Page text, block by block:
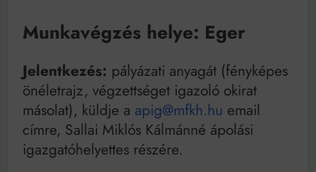
Munkavégzés helye: Eger
Jelentkezés: pályázati anyagát (fényképes
önéletrajz, végzettséget igazoló okirat
másolat), küldje a apig@mfkh.hu email
címre, Sallai Miklós Kálmánné ápolási
igazgatóhelyettes részére.